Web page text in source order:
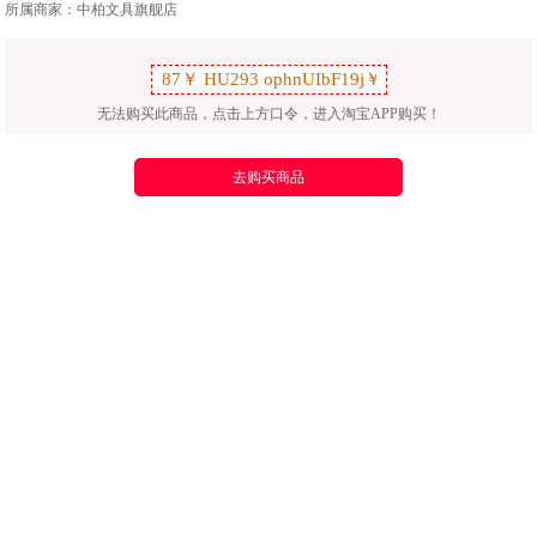
所属商家：中柏文具旗舰店
无法购买此商品，点击上方口令，进入淘宝APP购买！
去购买商品